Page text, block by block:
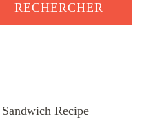
RECHERCHER
Recipe